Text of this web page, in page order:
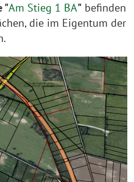
"Am Stieg 1 BA" befinden
die im Eigentum der